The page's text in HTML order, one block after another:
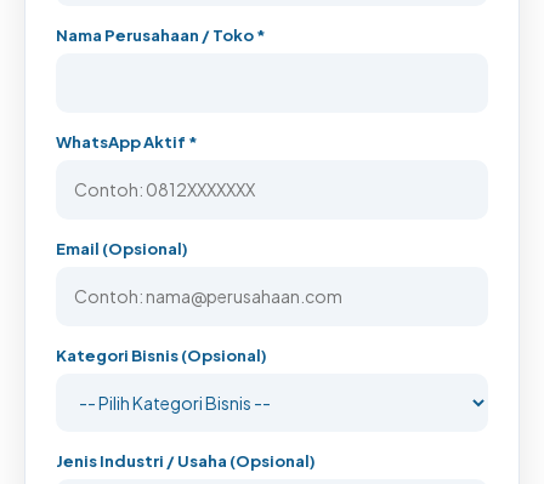
Nama Perusahaan / Toko *
WhatsApp Aktif *
Email (Opsional)
Kategori Bisnis (Opsional)
Jenis Industri / Usaha (Opsional)